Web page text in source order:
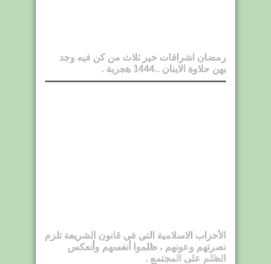
رمضان اشراقات خير ثلاث من كن فيه وجد
بهن حلاوة الاينان ..1444 هجرية .
الأحزاب الاسلامية التي في قانون الشريعة تلزم
نصرتهم وعونهم ، ظلموا أنفسهم وأنعكس
الظلم على المجتمع .